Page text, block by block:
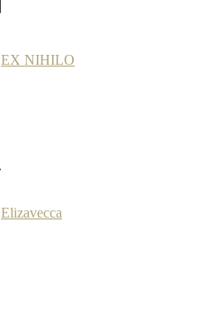
EX NIHILO
Elizavecca